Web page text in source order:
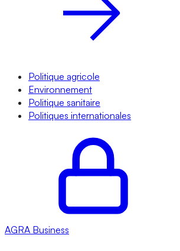
Politique agricole
Environnement
Politique sanitaire
Politiques internationales
AGRA Business